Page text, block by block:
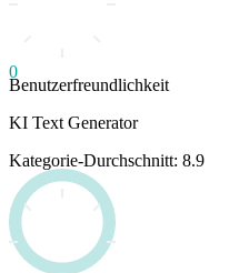
0
Benutzerfreundlichkeit
KI Text Generator
Kategorie-Durchschnitt: 8.9